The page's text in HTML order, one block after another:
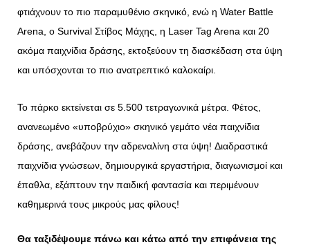
φτιάχνουν το πιο παραμυθένιο σκηνικό, ενώ η Water Battle
Arena, ο Survival Στίβος Μάχης, η Laser Tag Arena και 20
ακόμα παιχνίδια δράσης, εκτοξεύουν τη διασκέδαση στα ύψη
και υπόσχονται το πιο ανατρεπτικό καλοκαίρι.
Το πάρκο εκτείνεται σε 5.500 τετραγωνικά μέτρα. Φέτος,
ανανεωμένο «υποβρύχιο» σκηνικό γεμάτο νέα παιχνίδια
δράσης, ανεβάζουν την αδρεναλίνη στα ύψη! Διαδραστικά
παιχνίδια γνώσεων, δημιουργικά εργαστήρια, διαγωνισμοί και
έπαθλα, εξάπτουν την παιδική φαντασία και περιμένουν
καθημερινά τους μικρούς μας φίλους!
Θα ταξιδέψουμε πάνω και κάτω από την επιφάνεια της